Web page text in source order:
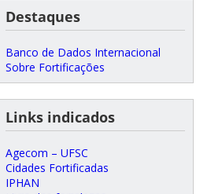
Destaques
Banco de Dados Internacional
Sobre Fortificações
Links indicados
Agecom – UFSC
Cidades Fortificadas
IPHAN